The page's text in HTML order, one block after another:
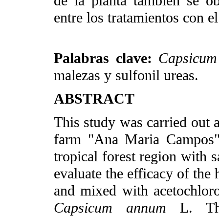
entre los tratamientos con
Palabras clave: Capsicum
malezas y sulfonil ureas.
ABSTRACT
This study was carried out
farm "Ana Maria
tropical forest region with
evaluate the efficacy of
and mixed with
Capsicum annum L.